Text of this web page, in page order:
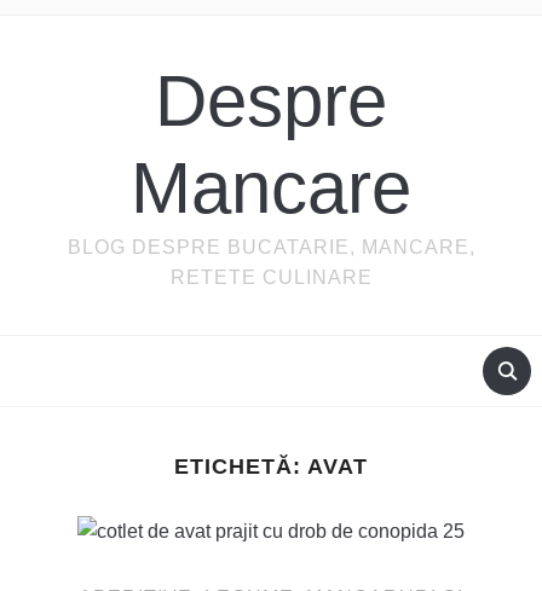
Despre
Mancare
BLOG DESPRE BUCATARIE, MANCARE,
RETETE CULINARE
ETICHETĂ: AVAT